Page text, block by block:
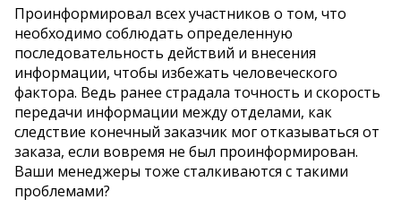
Проинформировал всех участников о том, что
необходимо соблюдать определенную
последовательность действий и внесения
информации, чтобы избежать человеческого
фактора. Ведь ранее страдала точность и скорость
передачи информации между отделами, как
следствие конечный заказчик мог отказываться от
заказа, если вовремя не был проинформирован.
Ваши менеджеры тоже сталкиваются с такими
проблемами?